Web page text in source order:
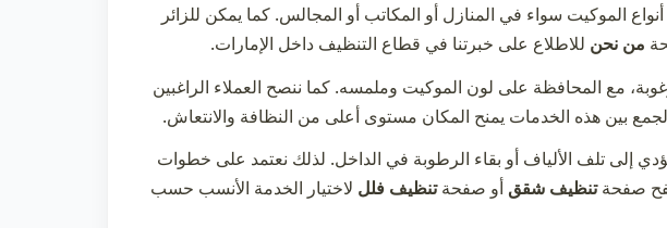
الموكيت سواء في المنازل أو المكاتب أو المجالس. كما يمكن للزائر
من نحن للاطلاع على خبرتنا في قطاع التنظيف داخل الإمارات.
مع المحافظة على لون الموكيت وملمسه. كما ننصح العملاء الراغبين
بين هذه الخدمات يمنح المكان مستوى أعلى من النظافة والانتعاش.
تلف الألياف أو بقاء الرطوبة في الداخل. لذلك نعتمد على خطوات
صفحةتنظيف شقق أو صفحةتنظيف فلل لاختيار الخدمة الأنسب حسب